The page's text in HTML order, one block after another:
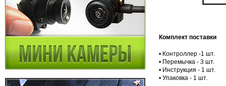
Комплект поставки
• Контроллер -1 шт.
• Перемычка - 3 шт.
• Инструкция - 1 шт.
• Упаковка - 1 шт.